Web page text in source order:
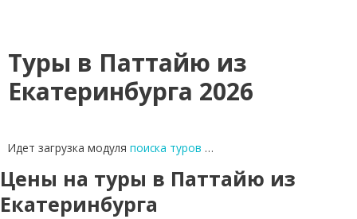
Туры в Паттайю из
Екатеринбурга 2026
Идет загрузка модуля поиска туров …
Цены на туры в Паттайю из
Екатеринбурга